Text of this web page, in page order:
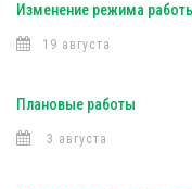
Изменение режима
19 августа
Плановые работы
3 августа